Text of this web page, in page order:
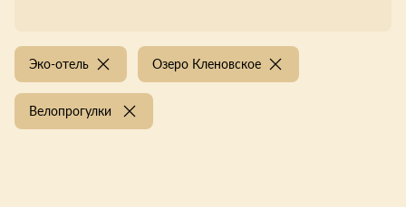
Эко-отель Озеро Кленовское
Велопрогулки